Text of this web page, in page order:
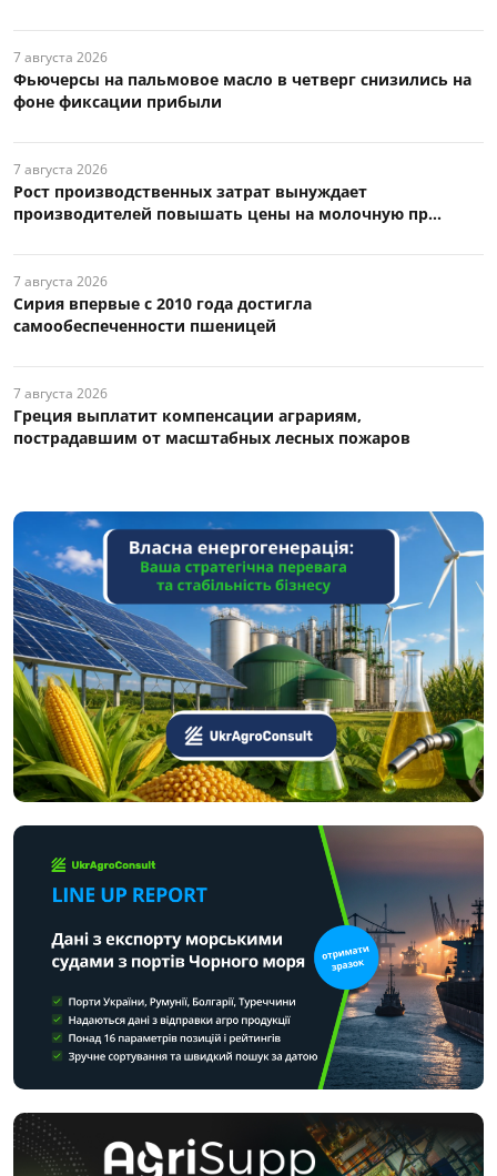
7 августа 2026
Фьючерсы на пальмовое масло в четверг снизились на
фоне фиксации прибыли
7 августа 2026
Рост производственных затрат вынуждает
производителей повышать цены на молочную пр...
7 августа 2026
Сирия впервые с 2010 года достигла
самообеспеченности пшеницей
7 августа 2026
Греция выплатит компенсации аграриям,
пострадавшим от масштабных лесных пожаров